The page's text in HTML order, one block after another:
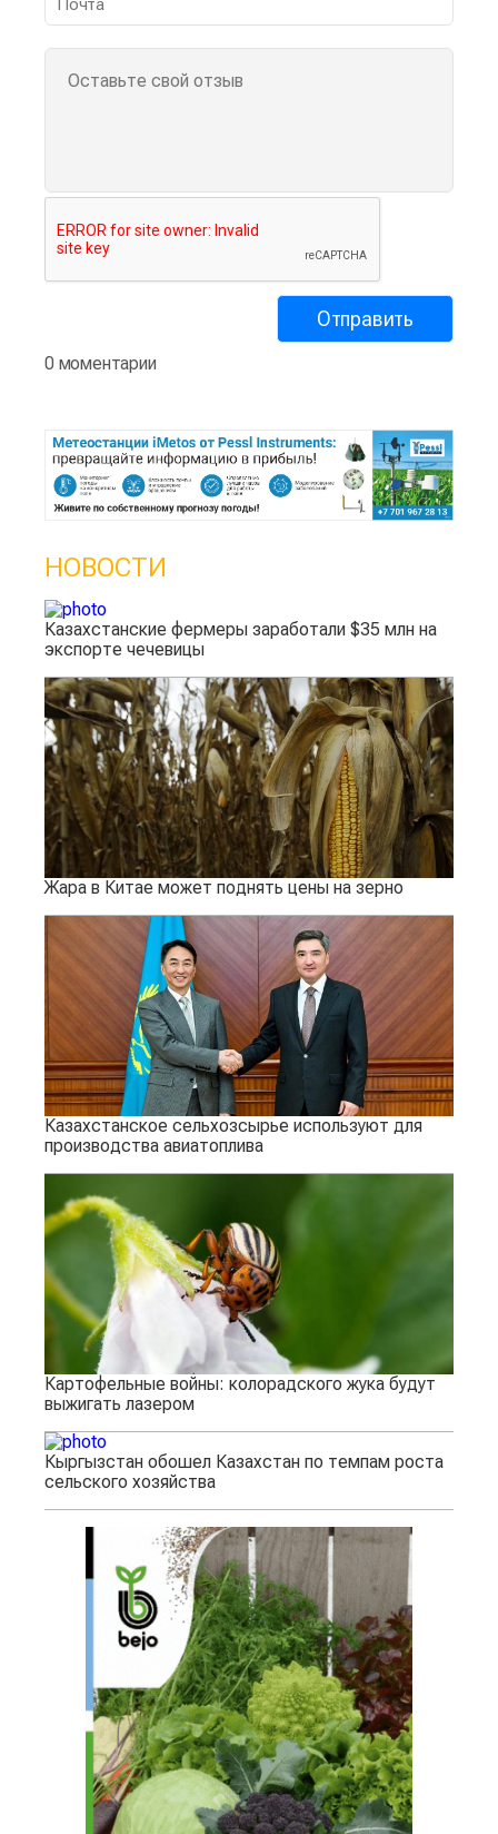
0 моментарии
НОВОСТИ
Казахстанские фермеры заработали $35 млн на
экспорте чечевицы
Жара в Китае может поднять цены на зерно
Казахстанское сельхозсырье используют для
производства авиатоплива
Картофельные войны: колорадского жука будут
выжигать лазером
Кыргызстан обошел Казахстан по темпам роста
сельского хозяйства